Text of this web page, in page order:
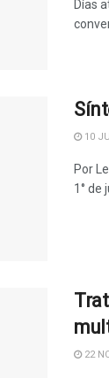
Días
10
Por
1° de
22